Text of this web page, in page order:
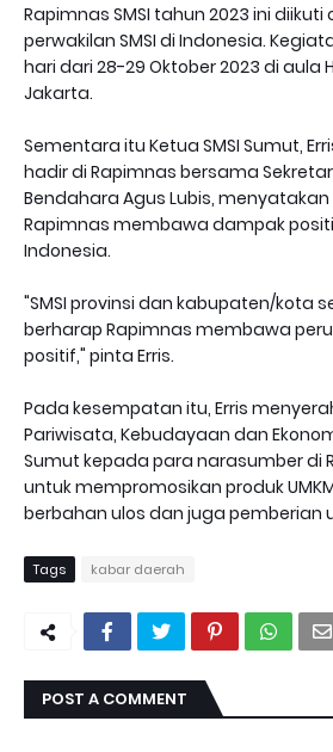
Rapimnas SMSI tahun 2023 ini diikuti
perwakilan SMSI di Indonesia.
hari dari 28-29 Oktober 2023 di aula
Jakarta.
Sementara itu Ketua SMSI Sumut,
hadir di Rapimnas bersama
Bendahara Agus Lubis,
Rapimnas membawa dampak
Indonesia.
"SMSI provinsi dan kabupaten/kota
berharap Rapimnas membawa
positif," pinta Erris.
Pada kesempatan itu, Erris
Pariwisata, Kebudayaan dan
Sumut kepada para narasumber di
untuk mempromosikan produk
berbahan ulos dan juga pemberian
Tags kabar daerah
POST A COMMENT